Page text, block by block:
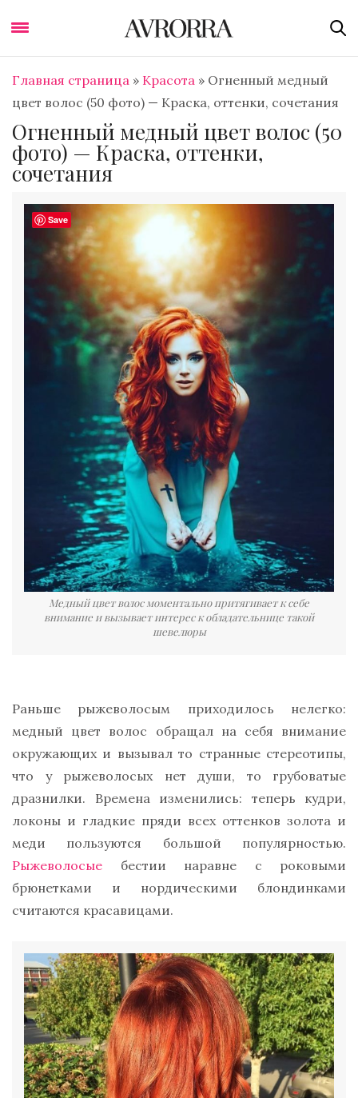
Главная страница » Красота » Огненный медный
цвет волос (50 фото) — Краска, оттенки, сочетания
Огненный медный цвет волос (50
фото) — Краска, оттенки,
сочетания
Медный цвет волос моментально притягивает к себе
внимание и вызывает интерес к обладательнице такой
шевелюры
Раньше рыжеволосым приходилось нелегко:
медный цвет волос обращал на себя внимание
окружающих и вызывал то странные стереотипы,
что у рыжеволосых нет души, то грубоватые
дразнилки. Времена изменились: теперь кудри,
локоны и гладкие пряди всех оттенков золота и
меди пользуются большой популярностью.
Рыжеволосые бестии наравне с роковыми
брюнетками и нордическими блондинками
считаются красавицами.
Save